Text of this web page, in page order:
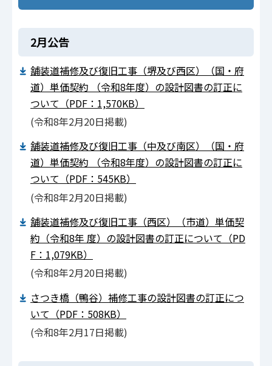
2月公告
舗装道補修及び復旧⼯事（堺及び⻄区）（国‧府
道）単価契約 （令和8年度）の設計図書の訂正に
ついて（PDF：1,570KB）
(令和8年2月20日掲載)
舗装道補修及び復旧⼯事（中及び南区）（国‧府
道）単価契約 （令和8年度）の設計図書の訂正に
ついて（PDF：545KB）
(令和8年2月20日掲載)
舗装道補修及び復旧⼯事（⻄区）（市道）単価契
約（令和8年 度）の設計図書の訂正について（PD
F：1,079KB）
(令和8年2月20日掲載)
さつき橋（鴨谷）補修工事の設計図書の訂正につ
いて（PDF：508KB）
(令和8年2月17日掲載)